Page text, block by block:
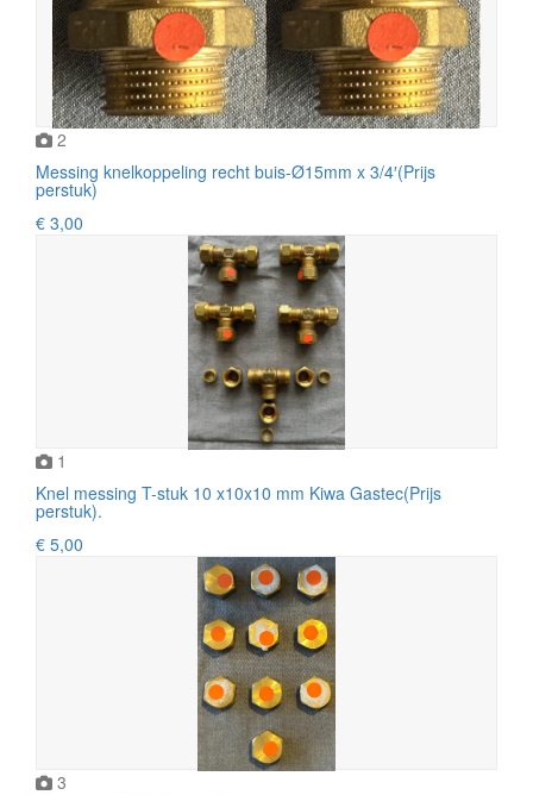
2
Messing knelkoppeling recht buis-Ø15mm x 3/4′(Prijs
perstuk)
€ 3,00
1
Knel messing T-stuk 10 x10x10 mm Kiwa Gastec(Prijs
perstuk).
€ 5,00
3